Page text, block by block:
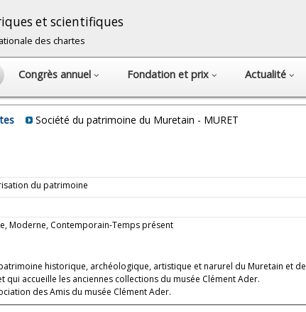
et scientifiques
des chartes
Congrès annuel Fondation et prix Actualité
Société du patrimoine du Muretain - MURET
du patrimoine
Moderne, Contemporain-Temps présent
historique, archéologique, artistique et narurel du Muretain et de
accueille les anciennes collections du musée Clément Ader.
des Amis du musée Clément Ader.